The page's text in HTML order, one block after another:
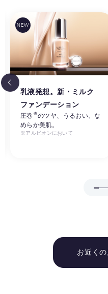
乳液発想。新・ミルク
ファンデーション
圧巻 ※のツヤ、うるおい、な
めらか美肌。
※アルビオンにおいて
お近く